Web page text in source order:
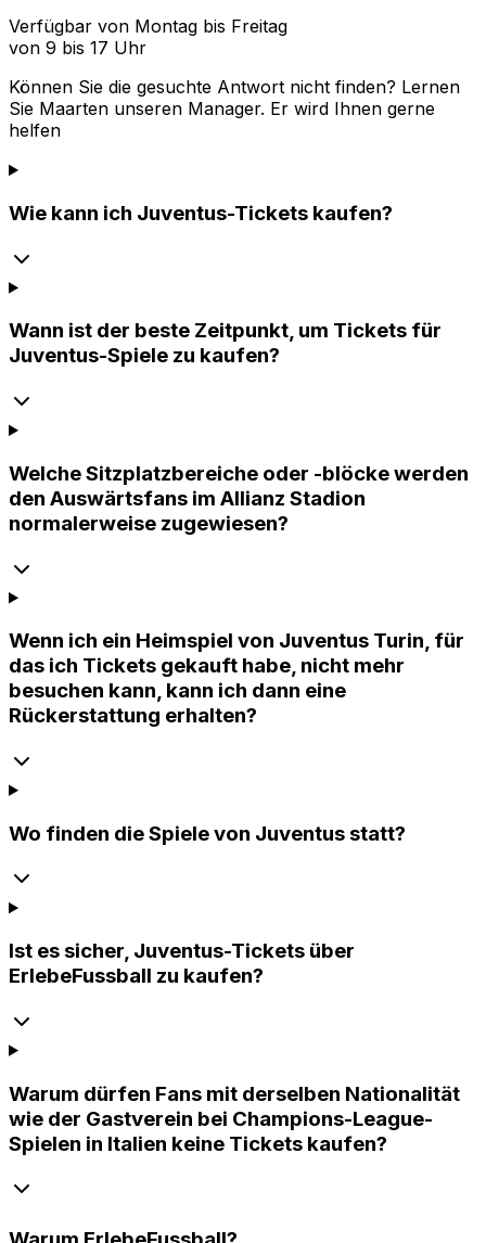
Verfügbar von Montag bis Freitag
von 9 bis 17 Uhr
Können Sie die gesuchte Antwort nicht finden? Lernen
Sie Maarten unseren Manager. Er wird Ihnen gerne
helfen
Wie kann ich Juventus-Tickets kaufen?
Wann ist der beste Zeitpunkt, um Tickets für
Juventus-Spiele zu kaufen?
Welche Sitzplatzbereiche oder -blöcke werden
den Auswärtsfans im Allianz Stadion
normalerweise zugewiesen?
Wenn ich ein Heimspiel von Juventus Turin, für
das ich Tickets gekauft habe, nicht mehr
besuchen kann, kann ich dann eine
Rückerstattung erhalten?
Wo finden die Spiele von Juventus statt?
Ist es sicher, Juventus-Tickets über
ErlebeFussball zu kaufen?
Warum dürfen Fans mit derselben Nationalität
wie der Gastverein bei Champions-League-
Spielen in Italien keine Tickets kaufen?